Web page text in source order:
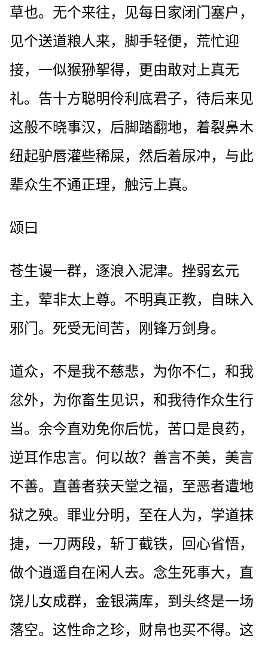
草也。无个来往，见每日家闭门塞户，
见个送道粮人来，脚手轻便，荒忙迎
接，一似猴狲挐得，更由敢对上真无
礼。告十方聪明伶利底君子，待后来见
这般不晓事汉，后脚踏翻地，着裂鼻木
纽起驴唇灌些稀屎，然后着尿冲，与此
辈众生不通正理，触污上真。
颂曰
苍生谩一群，逐浪入泥津。挫弱玄元
主，荤非太上尊。不明真正教，自昧入
邪门。死受无间苦，刚锋万剑身。
道众，不是我不慈悲，为你不仁，和我
忿外，为你畜生见识，和我待作众生行
当。余今直劝免你后忧，苦口是良药，
逆耳作忠言。何以故？善言不美，美言
不善。直善者获天堂之福，至恶者遭地
狱之殃。罪业分明，至在人为，学道抹
捷，一刀两段，斩丁截铁，回心省悟，
做个逍遥自在闲人去。念生死事大，直
饶儿女成群，金银满库，到头终是一场
落空。这性命之珍，财帛也买不得。这